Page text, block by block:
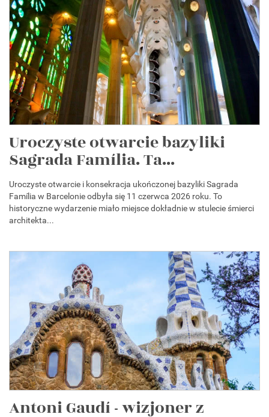
Uroczyste otwarcie bazyliki
Sagrada Família. Ta...
Uroczyste otwarcie i konsekracja ukończonej bazyliki Sagrada
Família w Barcelonie odbyła się 11 czerwca 2026 roku. To
historyczne wydarzenie miało miejsce dokładnie w stulecie śmierci
architekta...
Antoni Gaudí - wizjoner z